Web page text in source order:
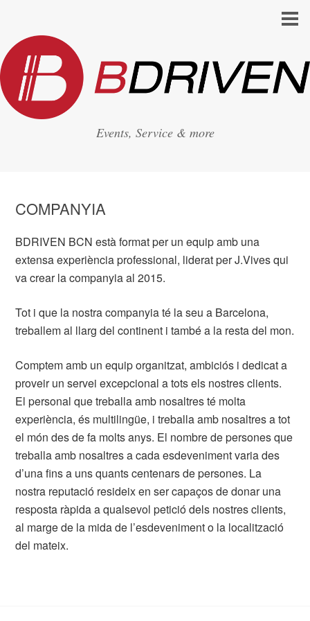
Events, Service & more
COMPANYIA
BDRIVEN BCN està format per un equip amb una
extensa experiència professional, liderat per J.Vives qui
va crear la companyia al 2015.
Tot i que la nostra companyia té la seu a Barcelona,
treballem al llarg del continent i també a la resta del mon.
Comptem amb un equip organitzat, ambiciós i dedicat a
proveir un servei excepcional a tots els nostres clients.
El personal que treballa amb nosaltres té molta
experiència, és multilingüe, i treballa amb nosaltres a tot
el món des de fa molts anys. El nombre de persones que
treballa amb nosaltres a cada esdeveniment varia des
d’una fins a uns quants centenars de persones. La
nostra reputació resideix en ser capaços de donar una
resposta ràpida a qualsevol petició dels nostres clients,
al marge de la mida de l’esdeveniment o la localització
del mateix.